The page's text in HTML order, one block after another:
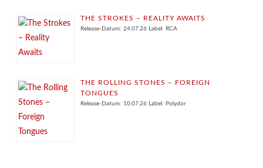
THE STROKES – REALITY AWAITS
Release-Datum: 24.07.26 Label: RCA
THE ROLLING STONES – FOREIGN
TONGUES
Release-Datum: 10.07.26 Label: Polydor